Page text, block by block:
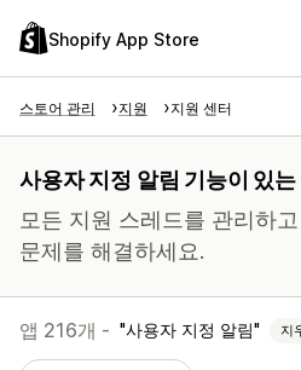
Shopify App Store
스토어 관리 지원 지원 센터
사용자 지정 알림 기능이 있는
모든 지원 스레드를 관리하
문제를 해결하세요.
앱 216개 - 사용자 지정 알림 지